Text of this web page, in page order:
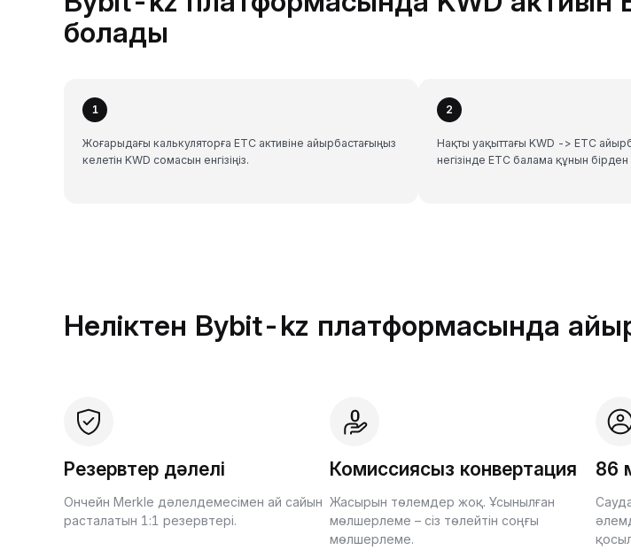
болады
1
Жоғарыдағы калькуляторға ETC активіне айырбастағыңыз
келетін KWD сомасын енгізіңіз.
2
Нақты уақыттағы KWD -> ETC
негізінде ETC балама құнын бірден
Неліктен Bybit-kz платформасында
Резервтер дәлелі
Ончейн Merkle дәлелдемесімен ай сайын
расталатын 1:1 резервтері.
Комиссиясыз конвертация
Жасырын төлемдер жоқ. Ұсынылған
мөлшерлеме – сіз төлейтін соңғы
мөлшерлеме.
86